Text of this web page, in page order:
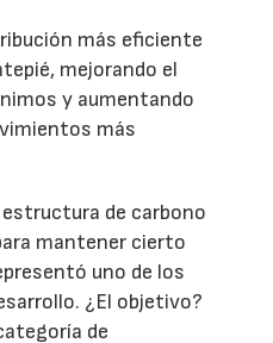
más eficiente
mejorando el
y aumentando
más
de carbono
mantener cierto
uno de los
¿El objetivo?
de